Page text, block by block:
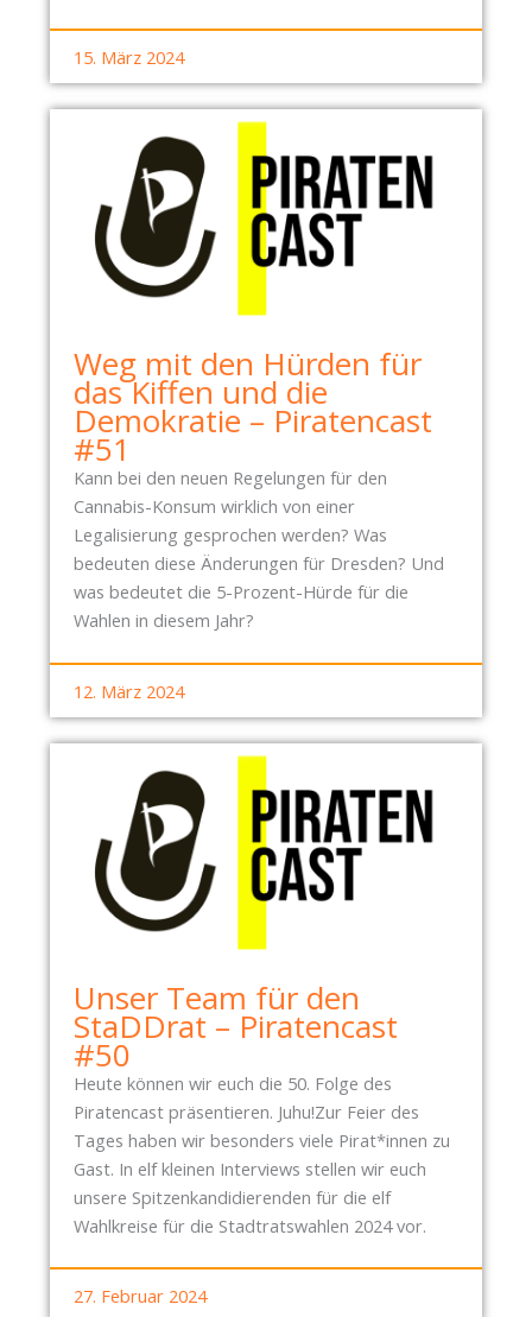
L
I
D
R
-
C
H
A
15. März 2024
Weg mit den Hürden für
das Kiffen und die
Demokratie – Piratencast
#51
Kann bei den neuen Regelungen für den
Cannabis-Konsum wirklich von einer
Legalisierung gesprochen werden? Was
bedeuten diese Änderungen für Dresden? Und
was bedeutet die 5-Prozent-Hürde für die
Wahlen in diesem Jahr?
12. März 2024
Unser Team für den
StaDDrat – Piratencast
#50
Heute können wir euch die 50. Folge des
Piratencast präsentieren. Juhu!Zur Feier des
Tages haben wir besonders viele Pirat*innen zu
Gast. In elf kleinen Interviews stellen wir euch
unsere Spitzenkandidierenden für die elf
Wahlkreise für die Stadtratswahlen 2024 vor.
27. Februar 2024